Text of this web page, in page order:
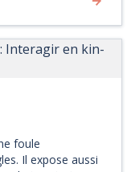
foule
Il expose aussi